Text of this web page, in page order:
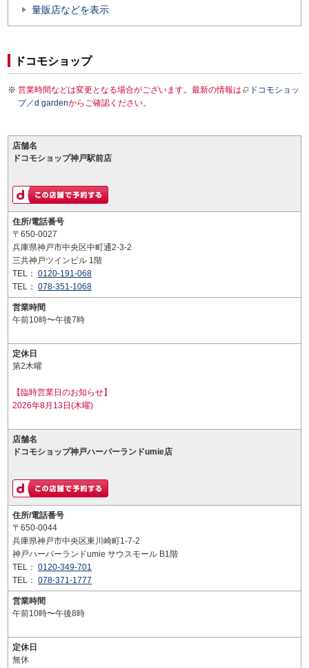
量販店などを表示
ドコモショップ
営業時間などは変更となる場合がございます。最新の情報は
ドコモショッ
プ／d gardenからご確認ください。
店舗名
ドコモショップ神戸駅前店
住所/電話番号
〒650-0027
兵庫県神戸市中央区中町通2-3-2
三共神戸ツインビル 1階
TEL： 0120-191-068
TEL： 078-351-1068
営業時間
午前10時〜午後7時
定休日
第2木曜
【臨時営業日のお知らせ】
2026年8月13日(木曜)
店舗名
ドコモショップ神戸ハーバーランドumie店
住所/電話番号
〒650-0044
兵庫県神戸市中央区東川崎町1-7-2
神戸ハーバーランドumie サウスモール B1階
TEL： 0120-349-701
TEL： 078-371-1777
営業時間
午前10時〜午後8時
定休日
無休